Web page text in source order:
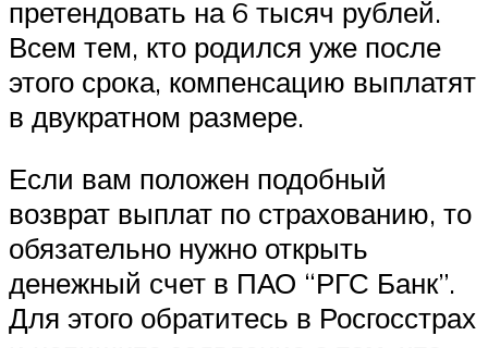
претендовать на 6 тысяч рублей.
Всем тем, кто родился уже после
этого срока, компенсацию выплатят
в двукратном размере.
Если вам положен подобный
возврат выплат по страхованию, то
обязательно нужно открыть
денежный счет в ПАО “РГС Банк”.
Для этого обратитесь в Росгосстрах